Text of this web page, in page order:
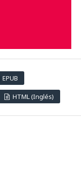
EPUB
HTML (Inglés)